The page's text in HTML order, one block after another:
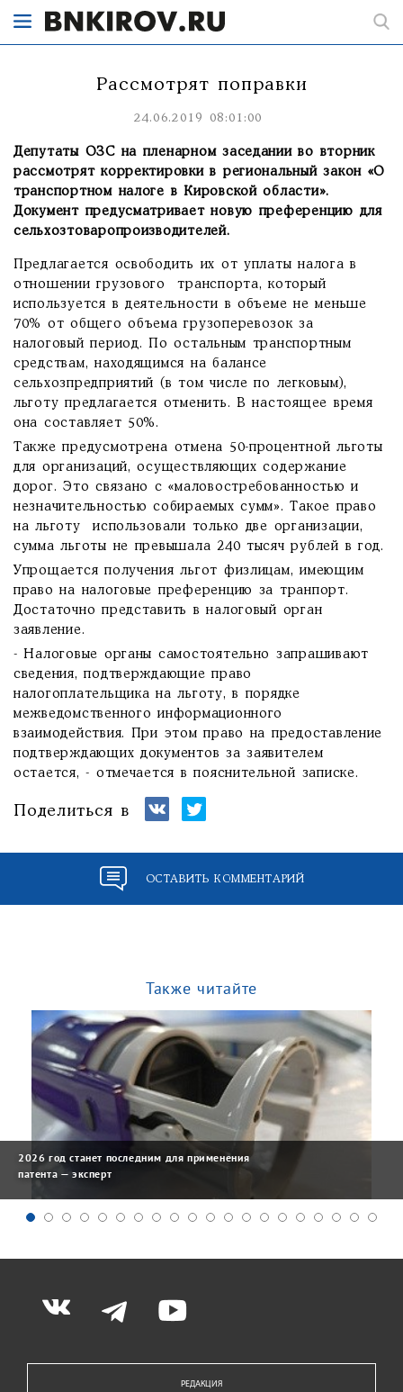
Рассмотрят поправки
24.06.2019 08:01:00
Депутаты ОЗС на пленарном заседании во вторник
рассмотрят корректировки в региональный закон «О
транспортном налоге в Кировской области».
Документ предусматривает новую преференцию для
сельхозтоваропроизводителей.
Предлагается освободить их от уплаты налога в
отношении грузового транспорта, который
используется в деятельности в объеме не меньше
70% от общего объема грузоперевозок за
налоговый период. По остальным транспортным
средствам, находящимся на балансе
сельхозпредприятий (в том числе по легковым),
льготу предлагается отменить. В настоящее время
она составляет 50%.
Также предусмотрена отмена 50-процентной льготы
для организаций, осуществляющих содержание
дорог. Это связано с «маловостребованностью и
незначительностью собираемых сумм». Такое право
на льготу использовали только две организации,
сумма льготы не превышала 240 тысяч рублей в год.
Упрощается получения льгот физлицам, имеющим
право на налоговые преференцию за транпорт.
Достаточно представить в налоговый орган
заявление.
- Налоговые органы самостоятельно запрашивают
сведения, подтверждающие право
налогоплательщика на льготу, в порядке
межведомственного информационного
взаимодействия. При этом право на предоставление
подтверждающих документов за заявителем
остается, - отмечается в пояснительной записке.
Поделиться в
ОСТАВИТЬ КОММЕНТАРИЙ
Также читайте
2026 год станет последним для применения
патента — эксперт
РЕДАКЦИЯ